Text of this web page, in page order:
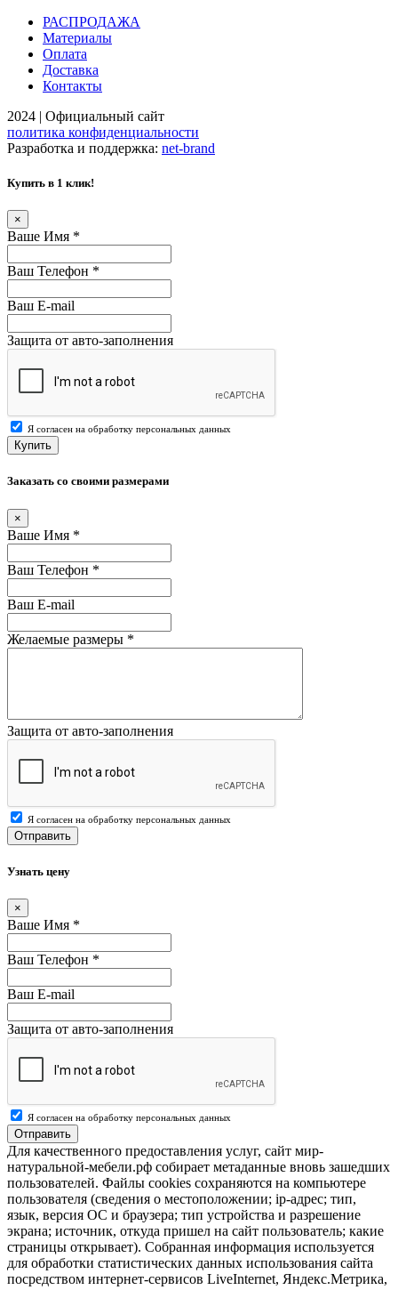
РАСПРОДАЖА
Материалы
Оплата
Доставка
Контакты
2024 | Официальный сайт
политика конфиденциальности
Разработка и поддержка: net-brand
Купить в 1 клик!
×
Ваше Имя *
Ваш Телефон *
Ваш E-mail
Защита от авто-заполнения
Я согласен на обработку персональных данных
Купить
Заказать со своими размерами
×
Ваше Имя *
Ваш Телефон *
Ваш E-mail
Желаемые размеры *
Защита от авто-заполнения
Я согласен на обработку персональных данных
Отправить
Узнать цену
×
Ваше Имя *
Ваш Телефон *
Ваш E-mail
Защита от авто-заполнения
Я согласен на обработку персональных данных
Отправить
Для качественного предоставления услуг, сайт мир-
натуральной-мебели.рф собирает метаданные вновь зашедших
пользователей. Файлы cookies сохраняются на компьютере
пользователя (сведения о местоположении; ip-адрес; тип,
язык, версия ОС и браузера; тип устройства и разрешение
экрана; источник, откуда пришел на сайт пользователь; какие
страницы открывает). Собранная информация используется
для обработки статистических данных использования сайта
посредством интернет-сервисов LiveInternet, Яндекс.Метрика,